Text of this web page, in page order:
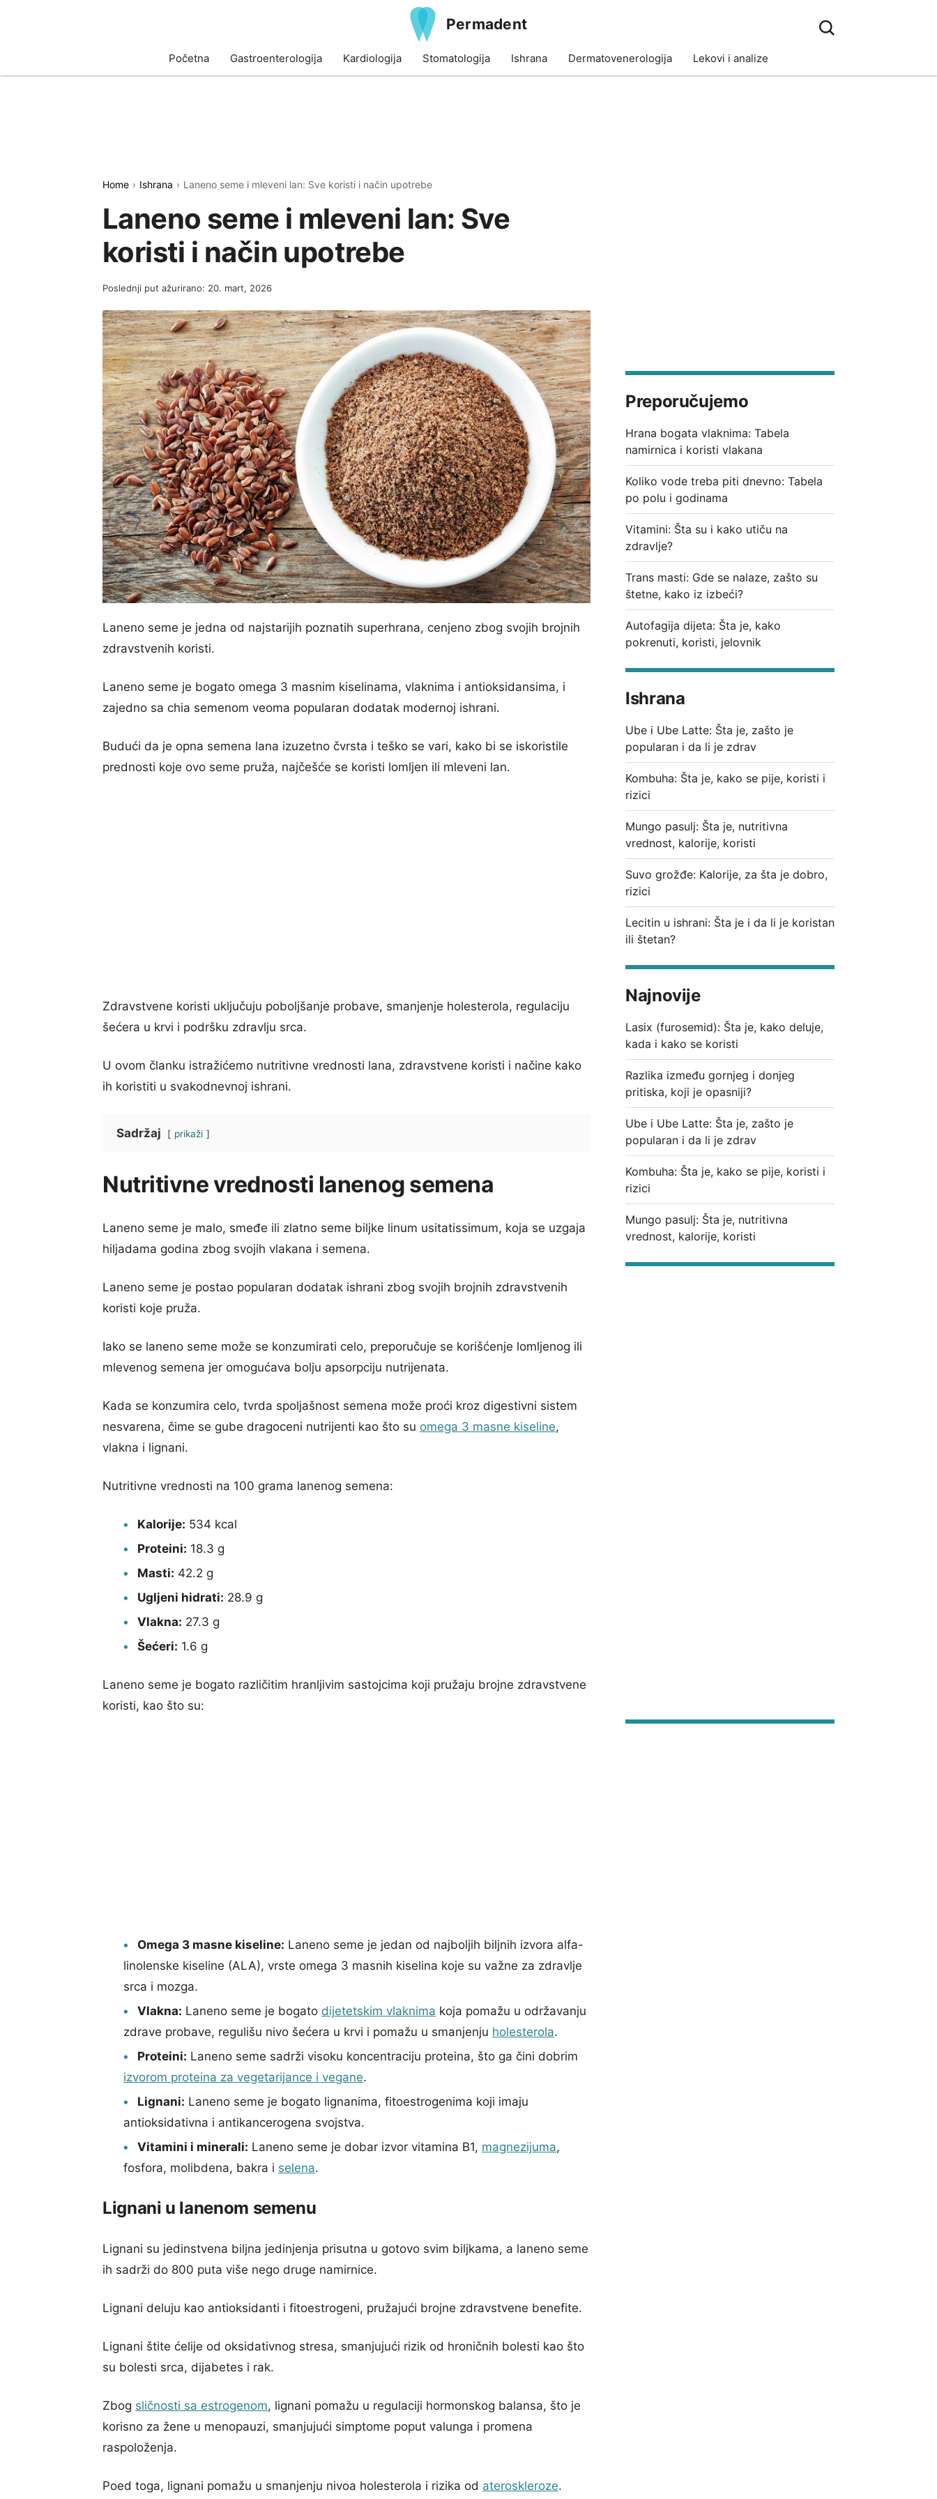
Permadent
Početna Gastroenterologija Kardiologija Stomatologija Ishrana Dermatovenerologija Lekovi i analize
Home Ishrana Laneno seme i mleveni lan: Sve koristi i način upotrebe
Laneno seme i mleveni lan: Sve
koristi i način upotrebe
Poslednji put ažurirano: 20. mart, 2026
Laneno seme je jedna od najstarijih poznatih superhrana, cenjeno zbog svojih brojnih
zdravstvenih koristi.
Laneno seme je bogato omega 3 masnim kiselinama, vlaknima i antioksidansima, i
zajedno sa chia semenom veoma popularan dodatak modernoj ishrani.
Budući da je opna semena lana izuzetno čvrsta i teško se vari, kako bi se iskoristile
prednosti koje ovo seme pruža, najčešće se koristi lomljen ili mleveni lan.
Zdravstvene koristi uključuju poboljšanje probave, smanjenje holesterola, regulaciju
šećera u krvi i podršku zdravlju srca.
U ovom članku istražićemo nutritivne vrednosti lana, zdravstvene koristi i načine kako
ih koristiti u svakodnevnoj ishrani.
Sadržaj prikaži
Nutritivne vrednosti lanenog semena
Laneno seme je malo, smeđe ili zlatno seme biljke linum usitatissimum, koja se uzgaja
hiljadama godina zbog svojih vlakana i semena.
Laneno seme je postao popularan dodatak ishrani zbog svojih brojnih zdravstvenih
koristi koje pruža.
Iako se laneno seme može se konzumirati celo, preporučuje se korišćenje lomljenog ili
mlevenog semena jer omogućava bolju apsorpciju nutrijenata.
Kada se konzumira celo, tvrda spoljašnost semena može proći kroz digestivni sistem
nesvarena, čime se gube dragoceni nutrijenti kao što su omega 3 masne kiseline,
vlakna i lignani.
Nutritivne vrednosti na 100 grama lanenog semena:
Kalorije: 534 kcal
Proteini: 18.3 g
Masti: 42.2 g
Ugljeni hidrati: 28.9 g
Vlakna: 27.3 g
Šećeri: 1.6 g
Laneno seme je bogato različitim hranljivim sastojcima koji pružaju brojne zdravstvene
koristi, kao što su:
Omega 3 masne kiseline: Laneno seme je jedan od najboljih biljnih izvora alfa-
linolenske kiseline (ALA), vrste omega 3 masnih kiselina koje su važne za zdravlje
srca i mozga.
Vlakna: Laneno seme je bogato dijetetskim vlaknima koja pomažu u održavanju
zdrave probave, regulišu nivo šećera u krvi i pomažu u smanjenju holesterola.
Proteini: Laneno seme sadrži visoku koncentraciju proteina, što ga čini dobrim
izvorom proteina za vegetarijance i vegane.
Lignani: Laneno seme je bogato lignanima, fitoestrogenima koji imaju
antioksidativna i antikancerogena svojstva.
Vitamini i minerali: Laneno seme je dobar izvor vitamina B1, magnezijuma,
fosfora, molibdena, bakra i selena.
Lignani u lanenom semenu
Lignani su jedinstvena biljna jedinjenja prisutna u gotovo svim biljkama, a laneno seme
ih sadrži do 800 puta više nego druge namirnice.
Lignani deluju kao antioksidanti i fitoestrogeni, pružajući brojne zdravstvene benefite.
Lignani štite ćelije od oksidativnog stresa, smanjujući rizik od hroničnih bolesti kao što
su bolesti srca, dijabetes i rak.
Zbog sličnosti sa estrogenom, lignani pomažu u regulaciji hormonskog balansa, što je
korisno za žene u menopauzi, smanjujući simptome poput valunga i promena
raspoloženja.
Poed toga, lignani pomažu u smanjenju nivoa holesterola i rizika od ateroskleroze.
Preporučujemo
Hrana bogata vlaknima: Tabela
namirnica i koristi vlakana
Koliko vode treba piti dnevno: Tabela
po polu i godinama
Vitamini: Šta su i kako utiču na
zdravlje?
Trans masti: Gde se nalaze, zašto su
štetne, kako iz izbeći?
Autofagija dijeta: Šta je, kako
pokrenuti, koristi, jelovnik
Ishrana
Ube i Ube Latte: Šta je, zašto je
popularan i da li je zdrav
Kombuha: Šta je, kako se pije, koristi i
rizici
Mungo pasulj: Šta je, nutritivna
vrednost, kalorije, koristi
Suvo grožđe: Kalorije, za šta je dobro,
rizici
Lecitin u ishrani: Šta je i da li je koristan
ili štetan?
Najnovije
Lasix (furosemid): Šta je, kako deluje,
kada i kako se koristi
Razlika između gornjeg i donjeg
pritiska, koji je opasniji?
Ube i Ube Latte: Šta je, zašto je
popularan i da li je zdrav
Kombuha: Šta je, kako se pije, koristi i
rizici
Mungo pasulj: Šta je, nutritivna
vrednost, kalorije, koristi